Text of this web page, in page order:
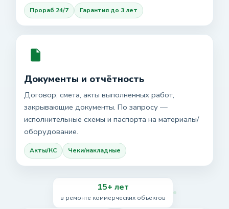
Прораб 24/7 Гарантия до 3 лет
Документы и отчётность
Договор, смета, акты выполненных работ,
закрывающие документы. По запросу —
исполнительные схемы и паспорта на материалы/
оборудование.
Акты/КС Чеки/накладные
15+ лет
в ремонте коммерческих объектов